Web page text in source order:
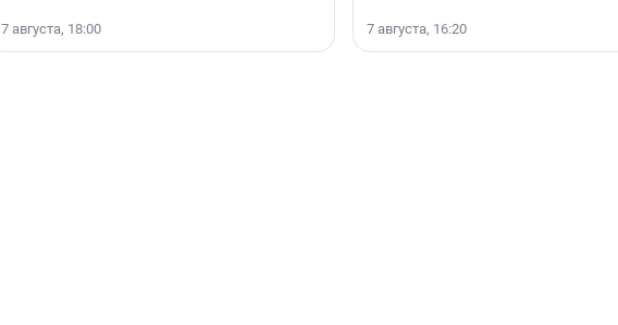
7 августа, 18:00 7 августа, 16:20